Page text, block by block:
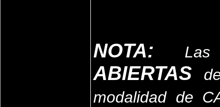
NOTA:
ABIERTAS
modalidad de